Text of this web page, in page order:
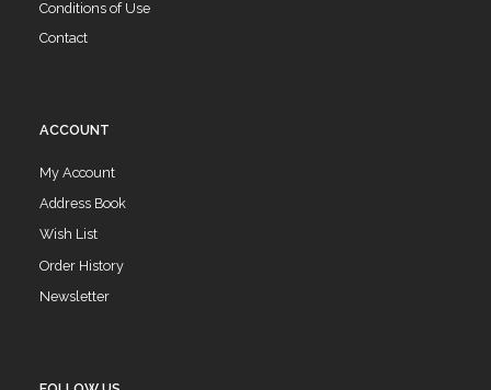
Conditions of Use
Contact
ACCOUNT
My Account
Address Book
Wish List
Order History
Newsletter